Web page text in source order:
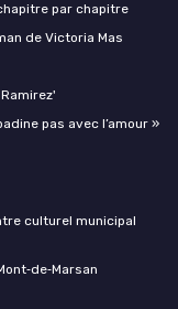
par chapitre
de Victoria Mas
pas avec l’amour »
culturel municipal